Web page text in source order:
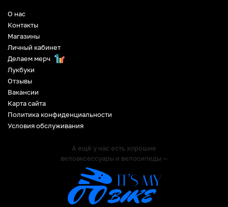
О нас
Контакты
Магазины
Личный кабинет
Делаем мерч
Лукбуки
Отзывы
Вакансии
Карта сайта
Политика конфиденциальности
Условия обслуживания
А ещё у нас есть хорошие
велоаксессуары и велосипеды —